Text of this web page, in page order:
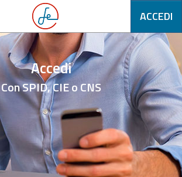
ACCEDI
Accedi
Con SPID, CIE o CNS